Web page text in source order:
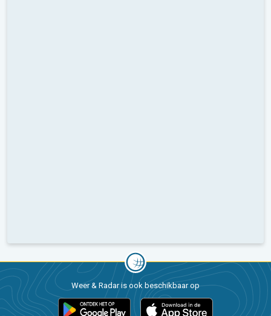
Weer & Radar is ook beschikbaar op